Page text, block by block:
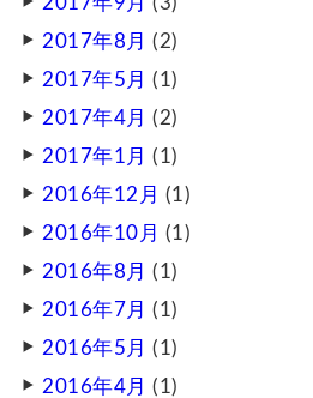
2017年8月 (2)
2017年5月 (1)
2017年4月 (2)
2017年1月 (1)
2016年12月 (1)
2016年10月 (1)
2016年8月 (1)
2016年7月 (1)
2016年5月 (1)
2016年4月 (1)